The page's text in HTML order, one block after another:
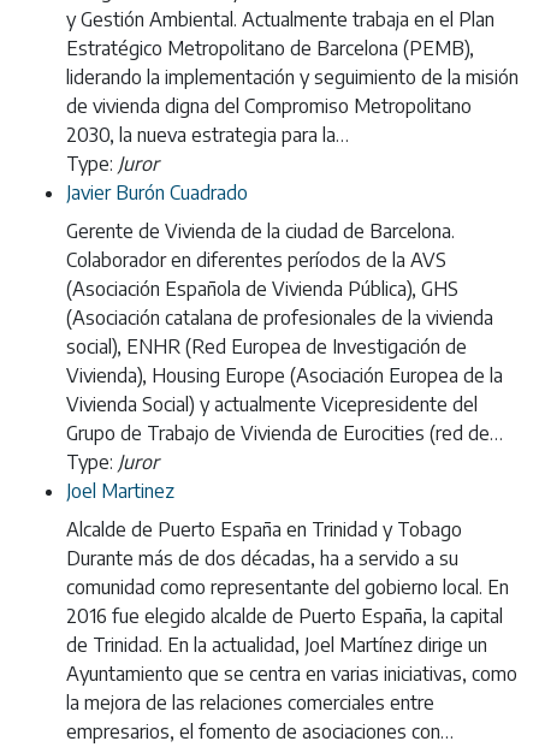
y Gestión Ambiental. Actualmente trabaja en el Plan
Estratégico Metropolitano de Barcelona (PEMB),
liderando la implementación y seguimiento de la misión
de vivienda digna del Compromiso Metropolitano
2030, la nueva estrategia para la…
Type: Juror
Javier Burón Cuadrado
Gerente de Vivienda de la ciudad de Barcelona.
Colaborador en diferentes períodos de la AVS
(Asociación Española de Vivienda Pública), GHS
(Asociación catalana de profesionales de la vivienda
social), ENHR (Red Europea de Investigación de
Vivienda), Housing Europe (Asociación Europea de la
Vivienda Social) y actualmente Vicepresidente del
Grupo de Trabajo de Vivienda de Eurocities (red de…
Type: Juror
Joel Martinez
Alcalde de Puerto España en Trinidad y Tobago
Durante más de dos décadas, ha a servido a su
comunidad como representante del gobierno local. En
2016 fue elegido alcalde de Puerto España, la capital
de Trinidad. En la actualidad, Joel Martínez dirige un
Ayuntamiento que se centra en varias iniciativas, como
la mejora de las relaciones comerciales entre
empresarios, el fomento de asociaciones con…